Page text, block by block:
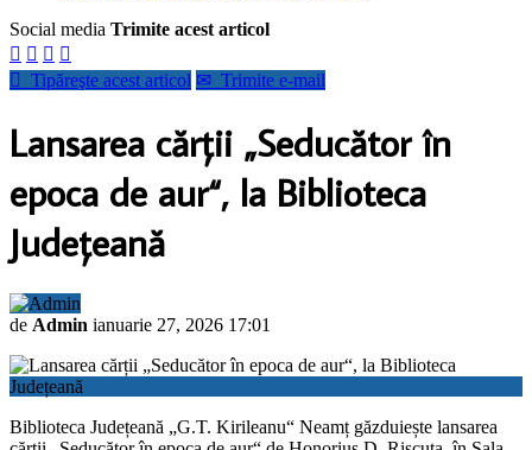
Social media Trimite acest articol
   

Tipăreşte acest articol ✉ Trimite e-mail
Lansarea cărții „Seducător în
epoca de aur“, la Biblioteca
Județeană
de Admin ianuarie 27, 2026 17:01
Biblioteca Județeană „G.T. Kirileanu“ Neamț găzduiește lansarea